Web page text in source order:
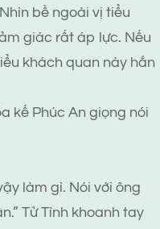
bề ngoài vị tiểu
giác rất áp lực. Nếu
khách quan này hắn
kế Phúc An giọng nói
làm gì. Nói với ông
Tử Tình khoanh tay